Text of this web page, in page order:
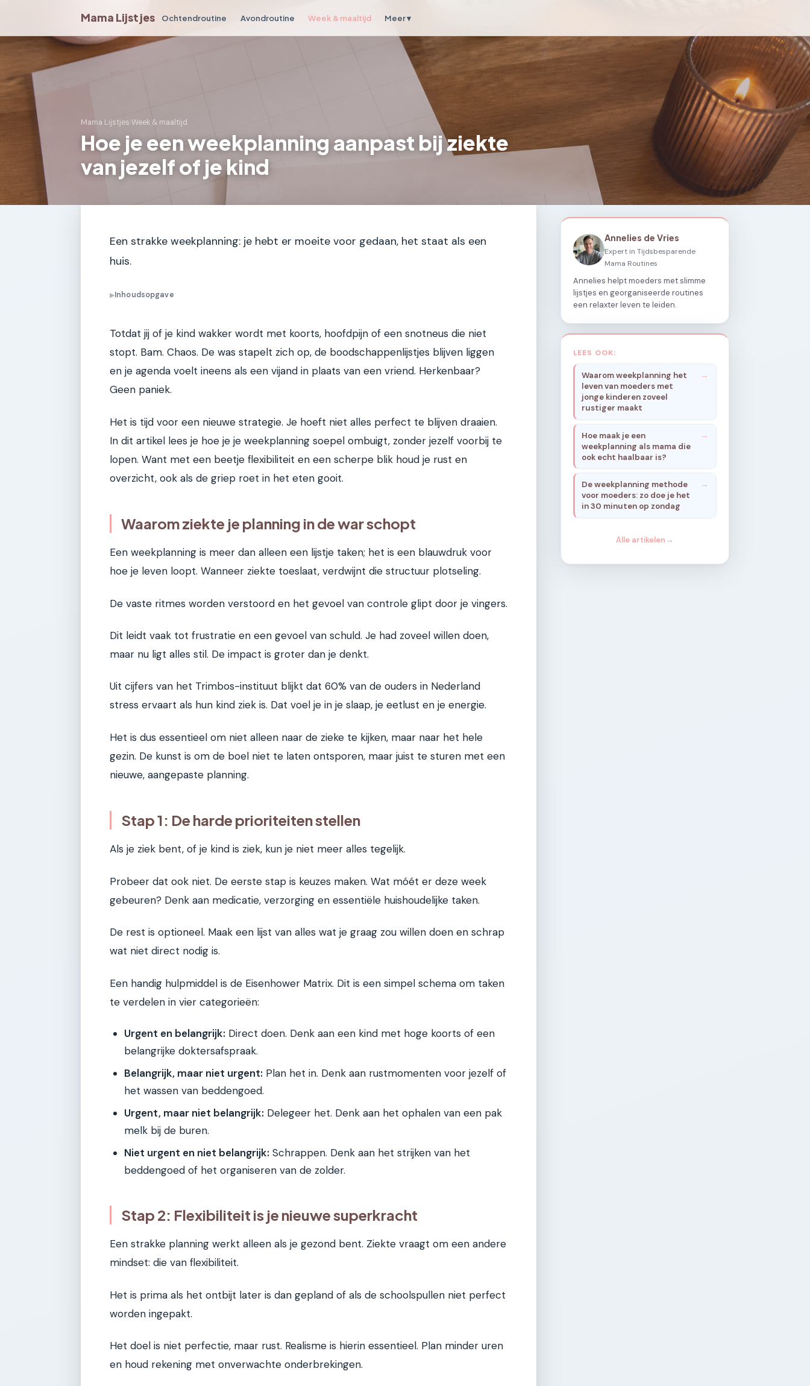
Mama Lijstjes Ochtendroutine Avondroutine Week & maaltijd Meer ▾
Mama Lijstjes Week & maaltijd
Hoe je een weekplanning aanpast bij ziekte
van jezelf of je kind
Een strakke weekplanning: je hebt er moeite voor gedaan, het staat als een
huis.
▶Inhoudsopgave
Totdat jij of je kind wakker wordt met koorts, hoofdpijn of een snotneus die niet
stopt. Bam. Chaos. De was stapelt zich op, de boodschappenlijstjes blijven liggen
en je agenda voelt ineens als een vijand in plaats van een vriend. Herkenbaar?
Geen paniek.
Het is tijd voor een nieuwe strategie. Je hoeft niet alles perfect te blijven draaien.
In dit artikel lees je hoe je je weekplanning soepel ombuigt, zonder jezelf voorbij te
lopen. Want met een beetje flexibiliteit en een scherpe blik houd je rust en
overzicht, ook als de griep roet in het eten gooit.
Waarom ziekte je planning in de war schopt
Een weekplanning is meer dan alleen een lijstje taken; het is een blauwdruk voor
hoe je leven loopt. Wanneer ziekte toeslaat, verdwijnt die structuur plotseling.
De vaste ritmes worden verstoord en het gevoel van controle glipt door je vingers.
Dit leidt vaak tot frustratie en een gevoel van schuld. Je had zoveel willen doen,
maar nu ligt alles stil. De impact is groter dan je denkt.
Uit cijfers van het Trimbos-instituut blijkt dat 60% van de ouders in Nederland
stress ervaart als hun kind ziek is. Dat voel je in je slaap, je eetlust en je energie.
Het is dus essentieel om niet alleen naar de zieke te kijken, maar naar het hele
gezin. De kunst is om de boel niet te laten ontsporen, maar juist te sturen met een
nieuwe, aangepaste planning.
Stap 1: De harde prioriteiten stellen
Als je ziek bent, of je kind is ziek, kun je niet meer alles tegelijk.
Probeer dat ook niet. De eerste stap is keuzes maken. Wat móét er deze week
gebeuren? Denk aan medicatie, verzorging en essentiële huishoudelijke taken.
De rest is optioneel. Maak een lijst van alles wat je graag zou willen doen en schrap
wat niet direct nodig is.
Een handig hulpmiddel is de Eisenhower Matrix. Dit is een simpel schema om taken
te verdelen in vier categorieën:
Urgent en belangrijk: Direct doen. Denk aan een kind met hoge koorts of een
belangrijke doktersafspraak.
Belangrijk, maar niet urgent: Plan het in. Denk aan rustmomenten voor jezelf of
het wassen van beddengoed.
Urgent, maar niet belangrijk: Delegeer het. Denk aan het ophalen van een pak
melk bij de buren.
Niet urgent en niet belangrijk: Schrappen. Denk aan het strijken van het
beddengoed of het organiseren van de zolder.
Stap 2: Flexibiliteit is je nieuwe superkracht
Een strakke planning werkt alleen als je gezond bent. Ziekte vraagt om een andere
mindset: die van flexibiliteit.
Het is prima als het ontbijt later is dan gepland of als de schoolspullen niet perfect
worden ingepakt.
Het doel is niet perfectie, maar rust. Realisme is hierin essentieel. Plan minder uren
en houd rekening met onverwachte onderbrekingen.
Annelies de Vries
Expert in Tijdsbesparende
Mama Routines
Annelies helpt moeders met slimme
lijstjes en georganiseerde routines
een relaxter leven te leiden.
LEES OOK:
Waarom weekplanning het
leven van moeders met
jonge kinderen zoveel
rustiger maakt
Hoe maak je een
weekplanning als mama die
ook echt haalbaar is?
De weekplanning methode
voor moeders: zo doe je het
in 30 minuten op zondag
Alle artikelen